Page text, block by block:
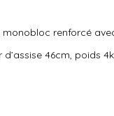
renforcé
46cm, poids